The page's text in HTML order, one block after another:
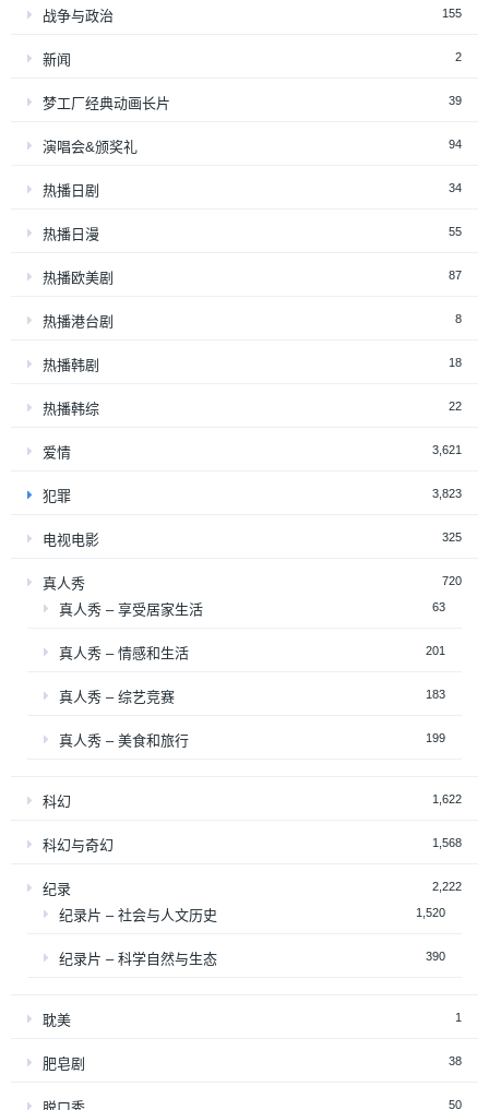
战争与政治 155
新闻 2
梦工厂经典动画长片 39
演唱会&颁奖礼 94
热播日剧 34
热播日漫 55
热播欧美剧 87
热播港台剧 8
热播韩剧 18
热播韩综 22
爱情 3,621
犯罪 3,823
电视电影 325
真人秀 720
真人秀 – 享受居家生活 63
真人秀 – 情感和生活 201
真人秀 – 综艺竞赛 183
真人秀 – 美食和旅行 199
科幻 1,622
科幻与奇幻 1,568
纪录 2,222
纪录片 – 社会与人文历史 1,520
纪录片 – 科学自然与生态 390
耽美 1
肥皂剧 38
50